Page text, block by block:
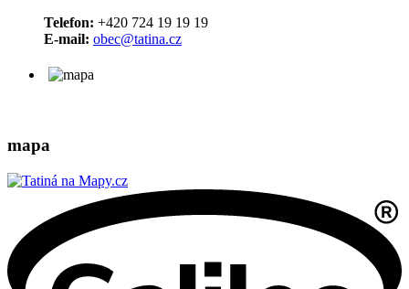
Telefon: +420 724 19 19 19
E-mail: obec@tatina.cz
mapa